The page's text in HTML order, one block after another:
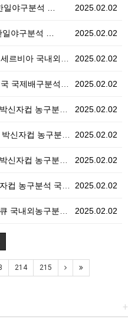
2025.02.02
일야구분석 …
2025.02.02
야구분석 …
2025.02.02
아 국내외농구…
2025.02.02
제배구분석 스…
2025.02.02
컵 농구분석 국…
2025.02.02
자컵 농구분석 …
2025.02.02
컵 농구분석 국…
2025.02.02
농구분석 국내…
2025.02.02
농구분석 스포츠…
214 215
+